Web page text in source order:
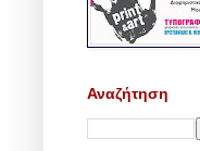
Αναζήτηση